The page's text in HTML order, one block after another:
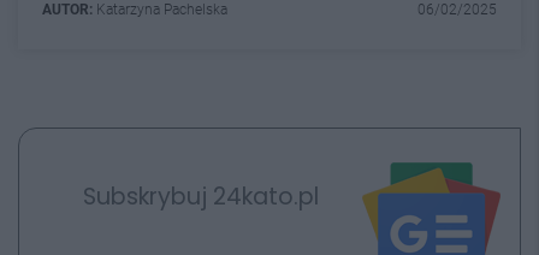
AUTOR: Katarzyna Pachelska 06/02/2025
Subskrybuj 24kato.pl